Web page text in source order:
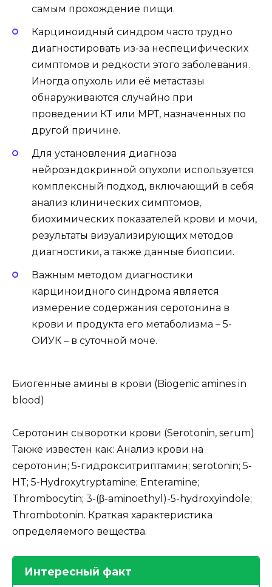
самым прохождение пищи.
Карциноидный синдром часто трудно
диагностировать из-за неспецифических
симптомов и редкости этого заболевания.
Иногда опухоль или её метастазы
обнаруживаются случайно при
проведении КТ или МРТ, назначенных по
другой причине.
Для установления диагноза
нейроэндокринной опухоли используется
комплексный подход, включающий в себя
анализ клинических симптомов,
биохимических показателей крови и мочи,
результаты визуализирующих методов
диагностики, а также данные биопсии.
Важным методом диагностики
карциноидного синдрома является
измерение содержания серотонина в
крови и продукта его метаболизма – 5-
ОИУК – в суточной моче.
Биогенные амины в крови (Biogenic amines in
blood)
Серотонин сыворотки крови (Serotonin, serum)
Также известен как: Анализ крови на
серотонин; 5-гидрокситриптамин; serotonin; 5-
HT; 5-Hydroxytryptamine; Enteramine;
Thrombocytin; 3-(β-aminoethyl)-5-hydroxyindole;
Thrombotonin. Краткая характеристика
определяемого вещества.
Интересный факт